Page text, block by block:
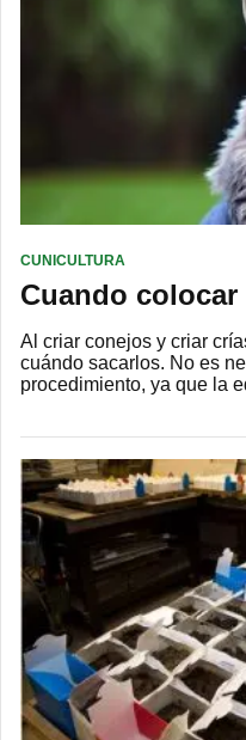
CUNICULTURA
Cuando
Al criar conejos y criar
cuándo sacarlos. No es
procedimiento, ya que la